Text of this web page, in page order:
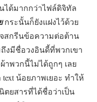
ด้มากกว่าไฟล์ดิจิทัล
กระนั้นก็ยังแฝงไว้ด้วย
จสกรีนข้อความต่อต้าน
งมีชื่อวงอินดี้ที่พวกเขา
าพวกนี้ไม่ได้ถูกๆ เลย
น้อยภาพเยอะ ทำให้
ตยสารที่ได้ชื่อว่าเป็น